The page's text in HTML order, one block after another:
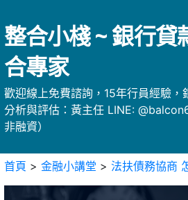
過
內
容
整合小棧 ~ 銀行貸
合專家
歡迎線上免費諮詢，15年行員經驗，
分析與評估：黃主任 LINE:
非融資）
首頁 >金融小講堂 >法扶債務協商